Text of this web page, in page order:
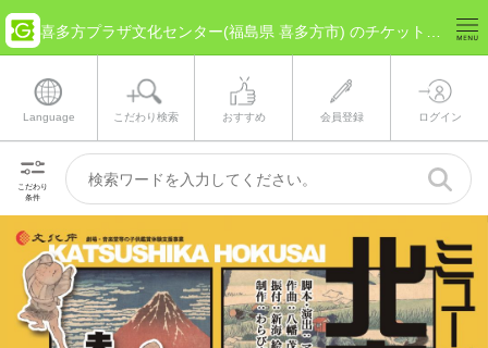
Language こだわり検索 おすすめ 会員登録 ログイン
こだわり
条件